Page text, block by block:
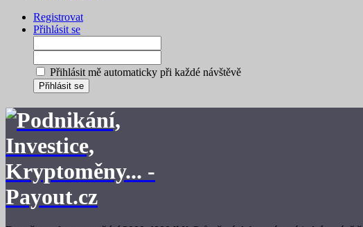
Registrovat
Přihlásit se
Přihlásit mě automaticky při každé návštěvě